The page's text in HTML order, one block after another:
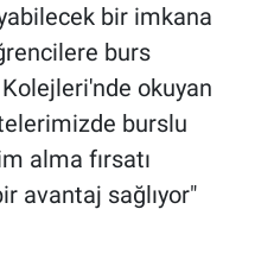
bir imkana
burs
okuyan
burslu
alma fırsatı
avantaj sağlıyor"